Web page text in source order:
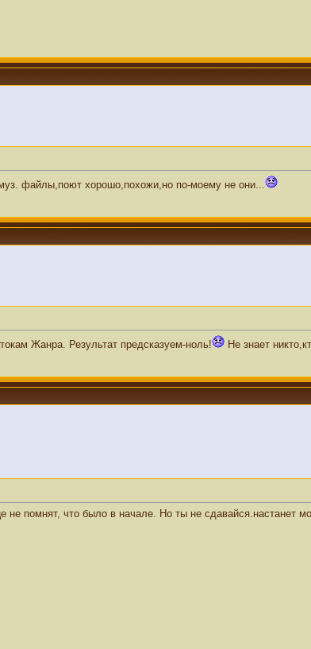
файлы,поют хорошо,похожи,но по-моему не они...
Жанра. Результат предсказуем-ноль! Не знает
не помнят, что было в начале. Но ты не сдавайся.настанет